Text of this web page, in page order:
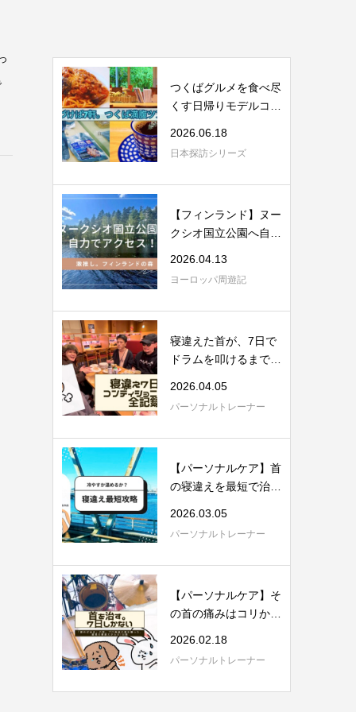
つくばグルメを食べ尽
くす日帰りモデルコー
2026.06.18
日本探訪シリーズ
【フィンランド】ヌー
クシオ国立公園へ自力
2026.04.13
ヨーロッパ周遊記
寝違えた首が、7日で
ドラムを叩けるまでに
2026.04.05
パーソナルトレーナー
【パーソナルケア】首
の寝違えを最短で治す
2026.03.05
パーソナルトレーナー
【パーソナルケア】そ
の首の痛みはコリか張
2026.02.18
パーソナルトレーナー